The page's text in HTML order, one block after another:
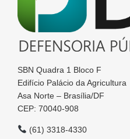
SBN Quadra 1 Bloco F
Edifício Palácio da Agricultura
Asa Norte – Brasília/DF
CEP: 70040-908
(61) 3318-4330